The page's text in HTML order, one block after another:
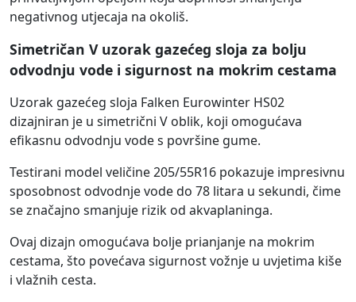
negativnog utjecaja na okoliš.
Simetričan V uzorak gazećeg sloja za bolju
odvodnju vode i sigurnost na mokrim cestama
Uzorak gazećeg sloja Falken Eurowinter HS02
dizajniran je u simetrični V oblik, koji omogućava
efikasnu odvodnju vode s površine gume.
Testirani model veličine 205/55R16 pokazuje impresivnu
sposobnost odvodnje vode do 78 litara u sekundi, čime
se značajno smanjuje rizik od akvaplaninga.
Ovaj dizajn omogućava bolje prianjanje na mokrim
cestama, što povećava sigurnost vožnje u uvjetima kiše
i vlažnih cesta.